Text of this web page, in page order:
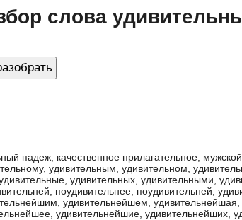
слова
падеж, качественное прилагательное,
удивительным, удивительном,
удивительных, удивительными,
поудивительнее, поудивительней,
удивительнейшем, удивительнейшая,
удивительнейшие, удивительнейших,